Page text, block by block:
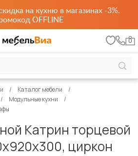
на кухню в магазинах -3%.
OFFLINE
0
Каталог мебели
Модульные кухни
Катрин торцевой
циркон